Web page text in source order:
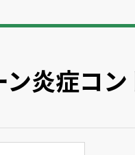
炎症コ